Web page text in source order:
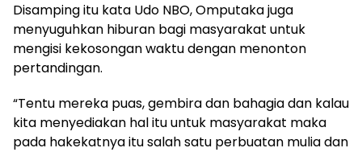
Disamping itu kata Udo NBO, Omputaka juga
menyuguhkan hiburan bagi masyarakat untuk
mengisi kekosongan waktu dengan menonton
pertandingan.
“Tentu mereka puas, gembira dan bahagia dan kalau
kita menyediakan hal itu untuk masyarakat maka
pada hakekatnya itu salah satu perbuatan mulia dan